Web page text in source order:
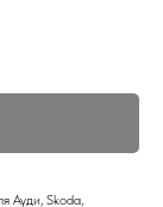
Ауди, Skoda,